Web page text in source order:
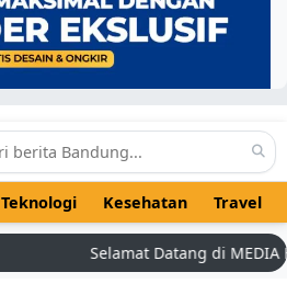
Teknologi Kesehatan Travel
Selamat Datang di MEDIA